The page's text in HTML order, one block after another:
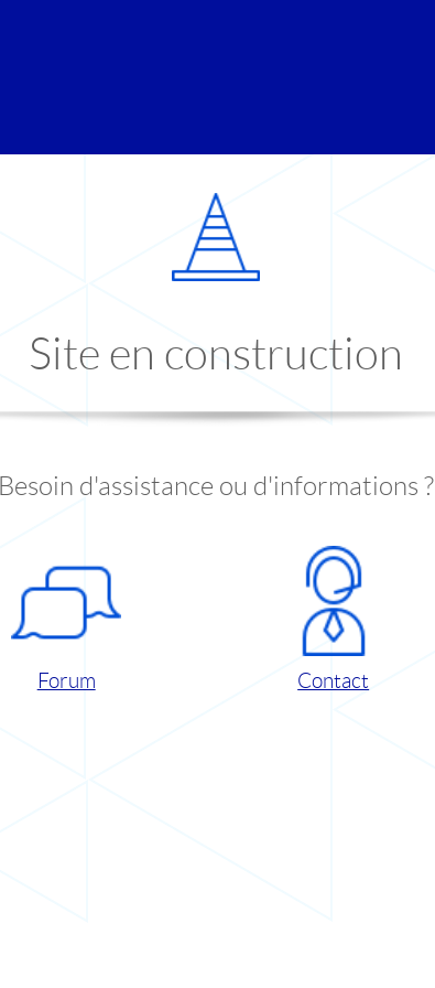
Site en construction
Besoin d'assistance ou d'informations ?
Forum Contact